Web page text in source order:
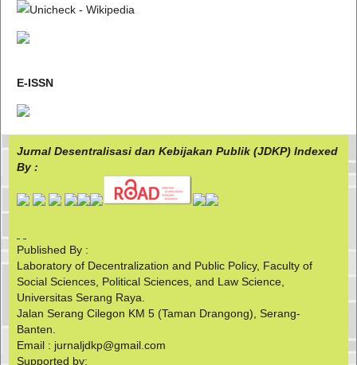
E-ISSN
Jurnal Desentralisasi dan Kebijakan Publik (JDKP) Indexed
By :
Published By :
Laboratory of Decentralization and Public Policy, Faculty of
Social Sciences, Political Sciences, and Law Science,
Universitas Serang Raya.
Jalan Serang Cilegon KM 5 (Taman Drangong), Serang-
Banten.
Email : jurnaljdkp@gmail.com
Supported by: